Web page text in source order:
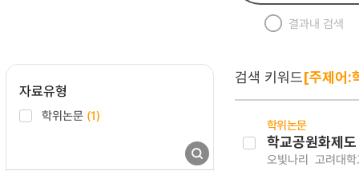
결과내 검색
자료유형
학위논문 (1)
검색 키워드[주제어:
학위논문
학교공원화제
오빛나리 고려대